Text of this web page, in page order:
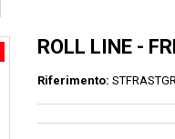
ROLL LINE -
Riferimento: